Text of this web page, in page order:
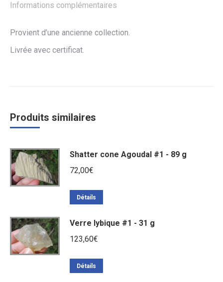
Informations complémentaires
Provient d’une ancienne collection.
Livrée avec certificat.
Produits similaires
Shatter cone Agoudal #1 - 89 g
72,00€
Détails
Verre lybique #1 - 31 g
123,60€
Détails